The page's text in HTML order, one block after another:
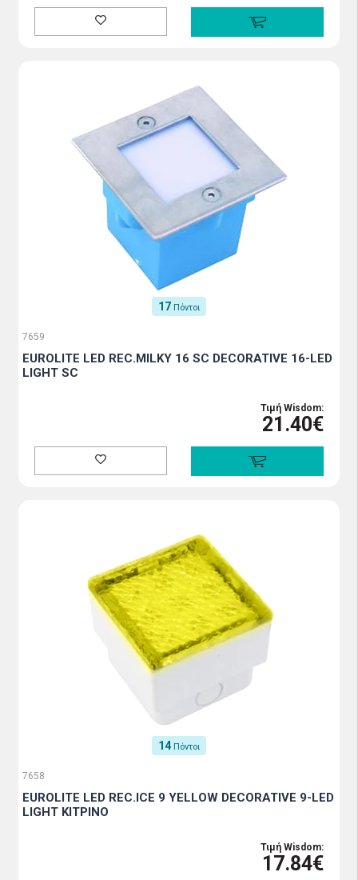
17 Πόντοι
7659
EUROLITE LED REC.MILKY 16 SC DECORATIVE 16-LED
LIGHT SC
Τιμή Wisdom:
21.40€
14 Πόντοι
7658
EUROLITE LED REC.ICE 9 YELLOW DECORATIVE 9-LED
LIGHT ΚΙΤΡΙΝΟ
Τιμή Wisdom:
17.84€